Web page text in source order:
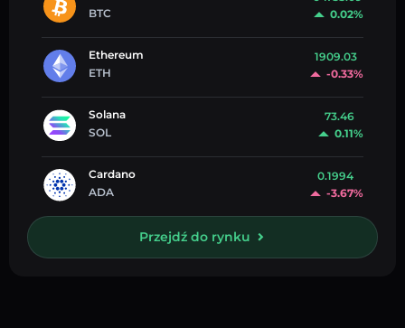
BTC
0.02%
Ethereum
ETH
1909.03
-0.33%
Solana
SOL
73.46
0.11%
Cardano
ADA
0.1994
-3.67%
Przejdź do rynku